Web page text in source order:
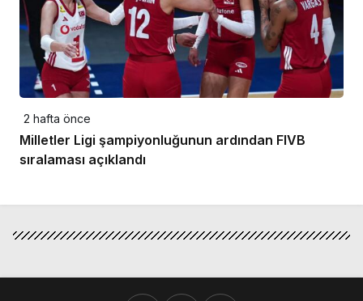
2 hafta önce
Milletler Ligi şampiyonluğunun ardından FIVB
sıralaması açıklandı